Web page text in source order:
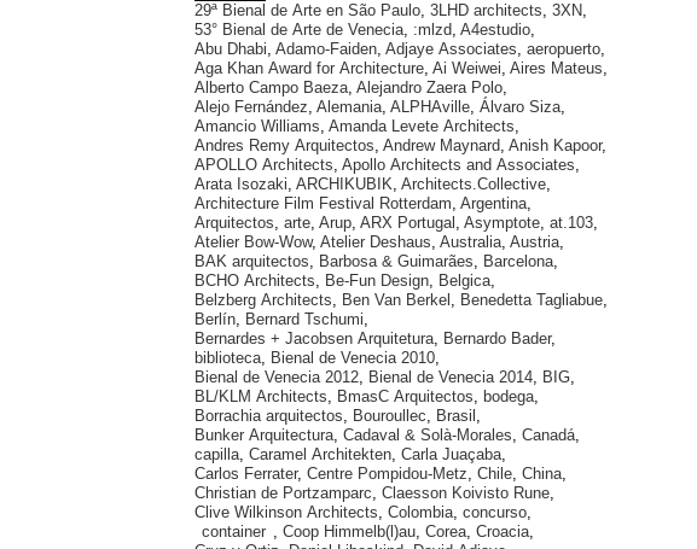
29ª Bienal de Arte en São Paulo, 3LHD architects, 3XN,
53° Bienal de Arte de Venecia, :mlzd, A4estudio,
Abu Dhabi, Adamo-Faiden, Adjaye Associates, aeropuerto,
Aga Khan Award for Architecture, Ai Weiwei, Aires Mateus,
Alberto Campo Baeza, Alejandro Zaera Polo,
Alejo Fernández, Alemania, ALPHAville, Álvaro Siza,
Amancio Williams, Amanda Levete Architects,
Andres Remy Arquitectos, Andrew Maynard, Anish Kapoor,
APOLLO Architects, Apollo Architects and Associates,
Arata Isozaki, ARCHIKUBIK, Architects.Collective,
Architecture Film Festival Rotterdam, Argentina,
Arquitectos, arte, Arup, ARX Portugal , Asymptote, at.103,
Atelier Bow-Wow, Atelier Deshaus, Australia, Austria,
BAK arquitectos, Barbosa & Guimarães, Barcelona,
BCHO Architects, Be-Fun Design, Belgica,
Belzberg Architects, Ben Van Berkel , Benedetta Tagliabue,
Berlín, Bernard Tschumi,
Bernardes + Jacobsen Arquitetura, Bernardo Bader,
biblioteca, Bienal de Venecia 2010,
Bienal de Venecia 2012, Bienal de Venecia 2014, BIG,
BL/KLM Architects, BmasC Arquitectos, bodega,
Borrachia arquitectos, Bouroullec, Brasil ,
Bunker Arquitectura, Cadaval & Solà-Morales, Canadá,
capilla, Caramel Architekten, Carla Juaçaba,
Carlos Ferrater, Centre Pompidou-Metz, Chile, China,
Christian de Portzamparc, Claesson Koivisto Rune,
Clive Wilkinson Architects, Colombia, concurso,
container , Coop Himmelb(l)au, Corea, Croacia,